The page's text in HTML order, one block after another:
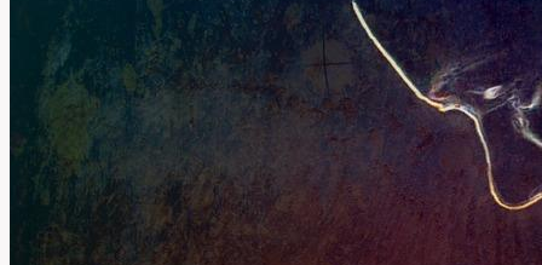
žlučníku:
Jak
se
s
vypořádat?